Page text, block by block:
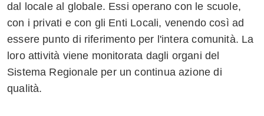
dal locale al globale. Essi operano con le scuole,
con i privati e con gli Enti Locali, venendo così ad
essere punto di riferimento per l'intera comunità. La
loro attività viene monitorata dagli organi del
Sistema Regionale per un continua azione di
qualità.